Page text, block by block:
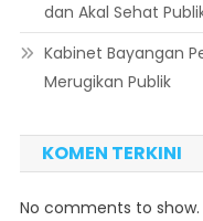
dan Akal Sehat
Kabinet Bayangan
Merugikan Publik
KOMEN TERKINI
No comments to show.